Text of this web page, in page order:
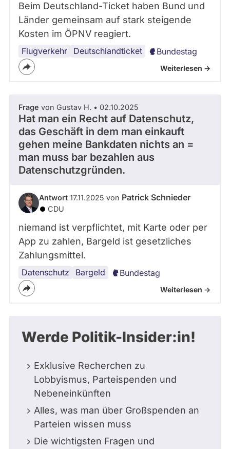
Beim Deutschland-Ticket haben Bund und
Länder gemeinsam auf stark steigende
Kosten im ÖPNV reagiert.
Flugverkehr Deutschlandticket Bundestag
Weiterlesen ->
Frage von Gustav H. • 02.10.2025
Hat man ein Recht auf Datenschutz,
das Geschäft in dem man einkauft
gehen meine Bankdaten nichts an =
man muss bar bezahlen aus
Datenschutzgründen.
Antwort 17.11.2025 von Patrick Schnieder
CDU
niemand ist verpflichtet, mit Karte oder per
App zu zahlen, Bargeld ist gesetzliches
Zahlungsmittel.
Datenschutz Bargeld Bundestag
Weiterlesen ->
Werde Politik-Insider:in!
Exklusive Recherchen zu
Lobbyismus, Parteispenden und
Nebeneinkünften
Alles, was man über Großspenden an
Parteien wissen muss
Die wichtigsten Fragen und